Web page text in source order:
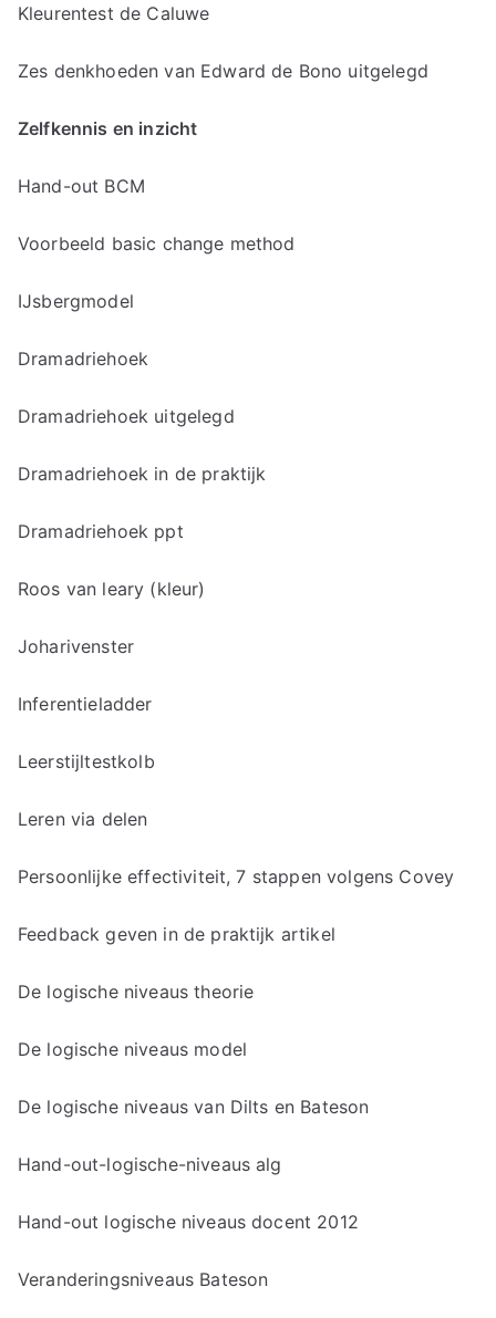
Kleurentest de Caluwe
Zes denkhoeden van Edward de Bono uitgelegd
Zelfkennis en inzicht
Hand-out BCM
Voorbeeld basic change method
IJsbergmodel
Dramadriehoek
Dramadriehoek uitgelegd
Dramadriehoek in de praktijk
Dramadriehoek ppt
Roos van leary (kleur)
Joharivenster
Inferentieladder
Leerstijltestkolb
Leren via delen
Persoonlijke effectiviteit, 7 stappen volgens Covey
Feedback geven in de praktijk artikel
De logische niveaus theorie
De logische niveaus model
De logische niveaus van Dilts en Bateson
Hand-out-logische-niveaus alg
Hand-out logische niveaus docent 2012
Veranderingsniveaus Bateson